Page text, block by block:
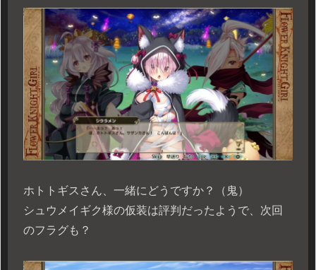
ホトトギスさん、一緒にどうですか？（鬼）
シュウメイギク様の仮装は評判だったようで、次回
のフラグも？